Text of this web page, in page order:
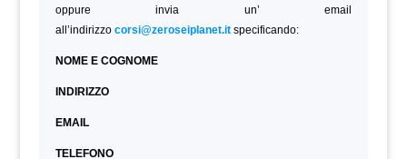
oppure invia un’ email
all’indirizzo corsi@zeroseiplanet.itspecificando:
NOME E COGNOME
INDIRIZZO
EMAIL
TELEFONO